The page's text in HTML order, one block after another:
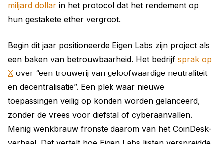
miljard dollar in het protocol dat het rendement op
hun gestakete ether vergroot.
Begin dit jaar positioneerde Eigen Labs zijn project als
een baken van betrouwbaarheid. Het bedrijf sprak op
X over “een trouwerij van geloofwaardige neutraliteit
en decentralisatie”. Een plek waar nieuwe
toepassingen veilig op konden worden gelanceerd,
zonder de vrees voor diefstal of cyberaanvallen.
Menig wenkbrauw fronste daarom van het CoinDesk-